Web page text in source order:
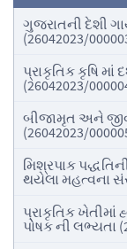
ગુજરાતની દેશી
(26042023/
પ્રાકૃતિક કૃષિ
(26042023/
બીજામૃત અને
(26042023/
મિશ્રપાક
થયેલા મહત્વના
પ્રાકૃતિક
પોષક ની લભ્યતા